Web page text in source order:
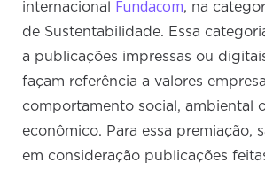
internacional Fundacom, na
de Sustentabilidade. Essa
a publicações impressas ou
façam referência a valores
comportamento social, ambiental
econômico. Para essa premiação,
em consideração publicações